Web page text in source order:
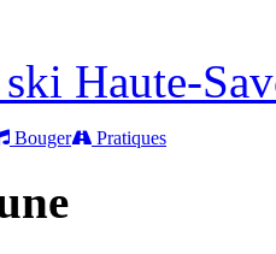
Haute-
Bouger Pratiques